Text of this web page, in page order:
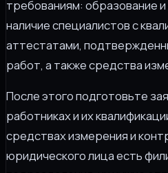
требованиям: образование
наличие специалистов с
аттестатами,
работ, а также средства
После этого подготовьте
работниках и их
средствах измерения и
юридического лица есть